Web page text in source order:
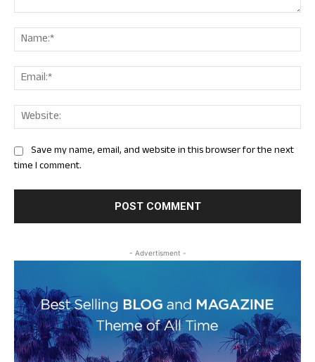
Save my name, email, and website in this browser for the next
time I comment.
- Advertisment -